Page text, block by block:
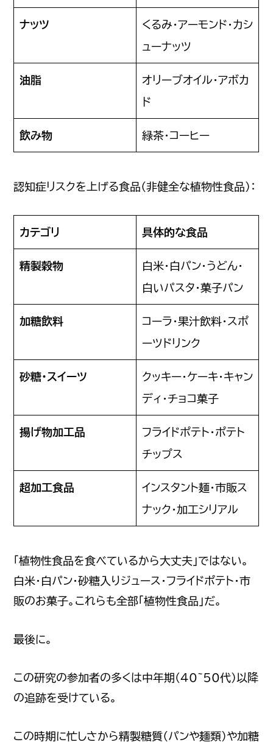
ナッツ
くるみ・アーモンド・カシ
ューナッツ
油脂
オリーブオイル・アボカ
ド
飲み物 緑茶・コーヒー
認知症リスクを上げる食品（非健全な植物性食品）：
カテゴリ 具体的な食品
精製穀物
白米・白パン・うどん・
白いパスタ・菓子パン
加糖飲料
コーラ・果汁飲料・スポ
ーツドリンク
砂糖・スイーツ
クッキー・ケーキ・キャン
ディ・チョコ菓子
揚げ物加工品
フライドポテト・ポテト
チップス
超加工食品
インスタント麺・市販ス
ナック・加工シリアル
「植物性食品を食べているから大丈夫」ではない。
白米・白パン・砂糖入りジュース・フライドポテト・市
販のお菓子。これらも全部「植物性食品」だ。
最後に。
この研究の参加者の多くは中年期(40~50代）以降
の追跡を受けている。
この時期に忙しさから精製糖質（パンや麺類）や加糖